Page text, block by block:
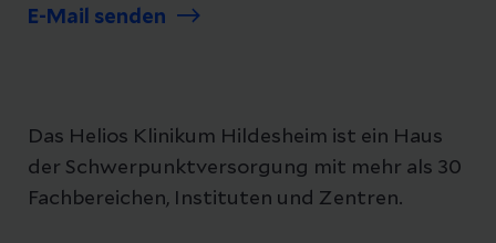
E-Mail senden
Das Helios Klinikum Hildesheim ist ein Haus
der Schwerpunktversorgung mit mehr als 30
Fachbereichen, Instituten und Zentren.